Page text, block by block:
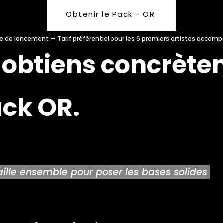
Obtenir le Pack - OR
OR.
ensemble pour poser les bases solides
de lancement — Tarif préférentiel pour les 6 premiers artistes